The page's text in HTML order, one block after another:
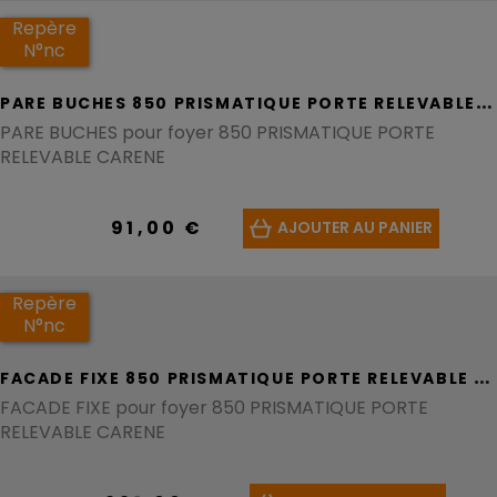
Repère
N°nc
P
ARE BUCHES 850 PRISMATIQUE PORTE RELEVABLE CARENE - REF F685114B
PARE BUCHES pour foyer 850 PRISMATIQUE PORTE
RELEVABLE CARENE
91,00 € AJOUTER AU PANIER
Repère
N°nc
F
ACADE FIXE 850 PRISMATIQUE PORTE RELEVABLE CARENE - REF F685105B
FACADE FIXE pour foyer 850 PRISMATIQUE PORTE
RELEVABLE CARENE